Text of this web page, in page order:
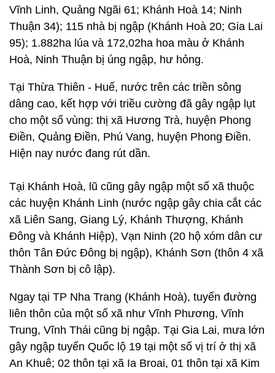
Vĩnh Linh, Quảng Ngãi 61; Khánh Hoà 14; Ninh
Thuận 34); 115 nhà bị ngập (Khánh Hoà 20; Gia Lai
95); 1.882ha lúa và 172,02ha hoa màu ở Khánh
Hoà, Ninh Thuận bị úng ngập, hư hỏng.
Tại Thừa Thiên - Huế, nước trên các triền sông
dâng cao, kết hợp với triều cường đã gây ngập lụt
cho một số vùng: thị xã Hương Trà, huyện Phong
Điền, Quảng Điền, Phú Vang, huyện Phong Điền.
Hiện nay nước đang rút dần.
Tại Khánh Hoà, lũ cũng gây ngập một số xã thuộc
các huyện Khánh Linh (nước ngập gây chia cắt các
xã Liên Sang, Giang Lý, Khánh Thượng, Khánh
Đông và Khánh Hiệp), Vạn Ninh (20 hộ xóm dân cư
thôn Tân Đức Đông bị ngập), Khánh Sơn (thôn 4 xã
Thành Sơn bị cô lập).
Ngay tại TP Nha Trang (Khánh Hoà), tuyến đường
liên thôn của một số xã như Vĩnh Phương, Vĩnh
Trung, Vĩnh Thái cũng bị ngập. Tại Gia Lai, mưa lớn
gây ngập tuyến Quốc lộ 19 tại một số vị trí ở thị xã
An Khuê; 02 thôn tại xã Ia Broai, 01 thôn tại xã Kim